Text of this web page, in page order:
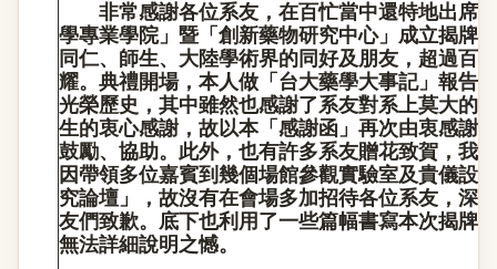
非常感謝各位系友，在百忙當中還特地出席5
學專業學院」暨「創新藥物研究中心」成立揭牌
同仁、師生、大陸學術界的同好及朋友，超過百
耀。典禮開場，本人做「台大藥學大事記」報告
光榮歷史，其中雖然也感謝了系友對系上莫大的
生的衷心感謝，故以本「感謝函」再次由衷感謝
鼓勵、協助。此外，也有許多系友贈花致賀，我
因帶領多位嘉賓到幾個場館參觀實驗室及貴儀設
究論壇」，故沒有在會場多加招待各位系友，深
友們致歉。底下也利用了一些篇幅書寫本次揭牌
無法詳細說明之憾。